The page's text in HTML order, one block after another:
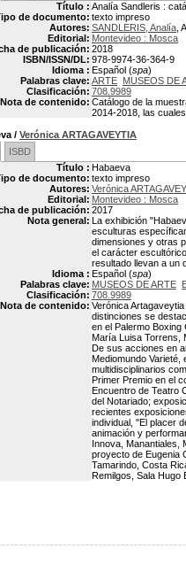
Título : Analía Sandleris :
de documento: texto impreso
Autores: SANDLERIS, Analía ,
Editorial: Montevideo : Mosca
de publicación: 2018
ISBN/ISSN/DL: 978-9974-36-364-9
Idioma : Español (spa)
Palabras clave: ARTE MUSEOS DE
Clasificación: 708.9989
Nota de contenido: Catálogo de la
2014-2018, las
/ Verónica ARTAGAVEYTIA
ISBD
Título : Habaeva
de documento: texto impreso
Autores: Verónica
Editorial: Montevideo : Mosca
de publicación: 2017
Nota general: La exhibición
esculturas
dimensiones y otras
el carácter
resultado llevan a un
Idioma : Español (spa)
Palabras clave: MUSEOS DE ARTE
Clasificación: 708.9989
Nota de contenido: Verónica
distinciones se
en el Palermo
María Luisa Torrens,
De sus acciones en
Mediomundo
multidisciplinarios
Primer Premio en el
Encuentro de Teatro
del Notariado;
recientes
individual, "El placer
animación y
Innova, Manantiales,
proyecto de Eugenia
Tamarindo, Costa
Remilgos, Sala Hugo